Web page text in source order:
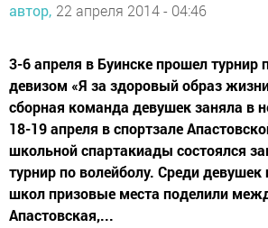
автор, 22 апреля 2014 - 04:46
3-6 апреля в Буинске прошел турнир
девизом «Я за здоровый образ
сборная команда девушек заняла в
18-19 апреля в спортзале
школьной спартакиады состоялся
турнир по волейболу. Среди
школ призовые места поделили
Апастовская,...